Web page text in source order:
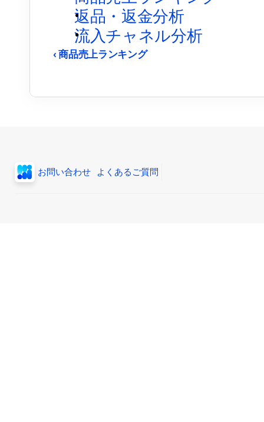
返品・返金分析
流入チャネル分析
‹ 商品売上ランキング
お問い合わせ よくあるご質問